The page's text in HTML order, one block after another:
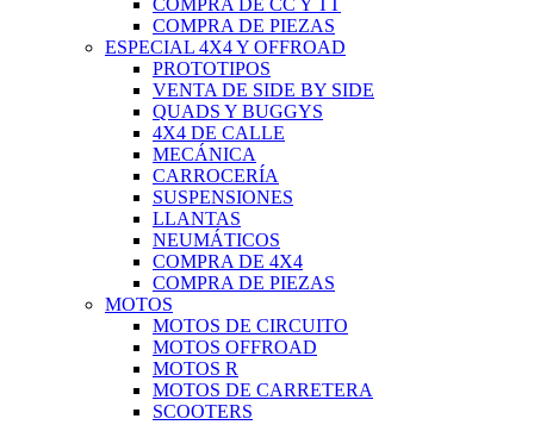
COMPRA DE CC Y TT
COMPRA DE PIEZAS
ESPECIAL 4X4 Y OFFROAD
PROTOTIPOS
VENTA DE SIDE BY SIDE
QUADS Y BUGGYS
4X4 DE CALLE
MECÁNICA
CARROCERÍA
SUSPENSIONES
LLANTAS
NEUMÁTICOS
COMPRA DE 4X4
COMPRA DE PIEZAS
MOTOS
MOTOS DE CIRCUITO
MOTOS OFFROAD
MOTOS R
MOTOS DE CARRETERA
SCOOTERS